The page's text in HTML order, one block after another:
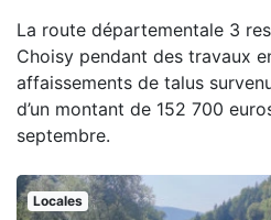
La route départementale 3
Choisy pendant des travaux
affaissements de talus
d’un montant de 152 700
septembre.
Locales